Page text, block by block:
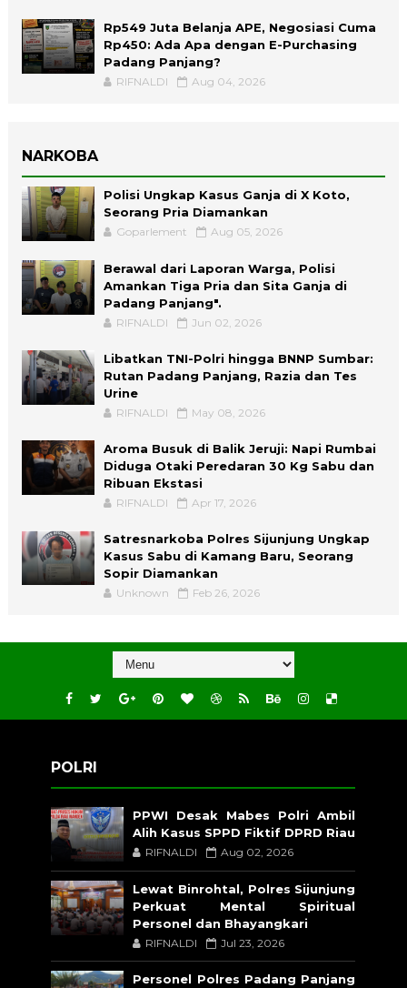
Rp549 Juta Belanja APE, Negosiasi Cuma
Rp450: Ada Apa dengan E-Purchasing
Padang Panjang?
RIFNALDI Aug 04, 2026
NARKOBA
Polisi Ungkap Kasus Ganja di X Koto,
Seorang Pria Diamankan
Goparlement Aug 05, 2026
Berawal dari Laporan Warga, Polisi
Amankan Tiga Pria dan Sita Ganja di
Padang Panjang".
RIFNALDI Jun 02, 2026
Libatkan TNI-Polri hingga BNNP Sumbar:
Rutan Padang Panjang, Razia dan Tes
Urine
RIFNALDI May 08, 2026
Aroma Busuk di Balik Jeruji: Napi Rumbai
Diduga Otaki Peredaran 30 Kg Sabu dan
Ribuan Ekstasi
RIFNALDI Apr 17, 2026
Satresnarkoba Polres Sijunjung Ungkap
Kasus Sabu di Kamang Baru, Seorang
Sopir Diamankan
Unknown Feb 26, 2026
POLRI
PPWI Desak Mabes Polri Ambil
Alih Kasus SPPD Fiktif DPRD Riau
RIFNALDI Aug 02, 2026
Lewat Binrohtal, Polres Sijunjung
Perkuat Mental Spiritual
Personel dan Bhayangkari
RIFNALDI Jul 23, 2026
Personel Polres Padang Panjang